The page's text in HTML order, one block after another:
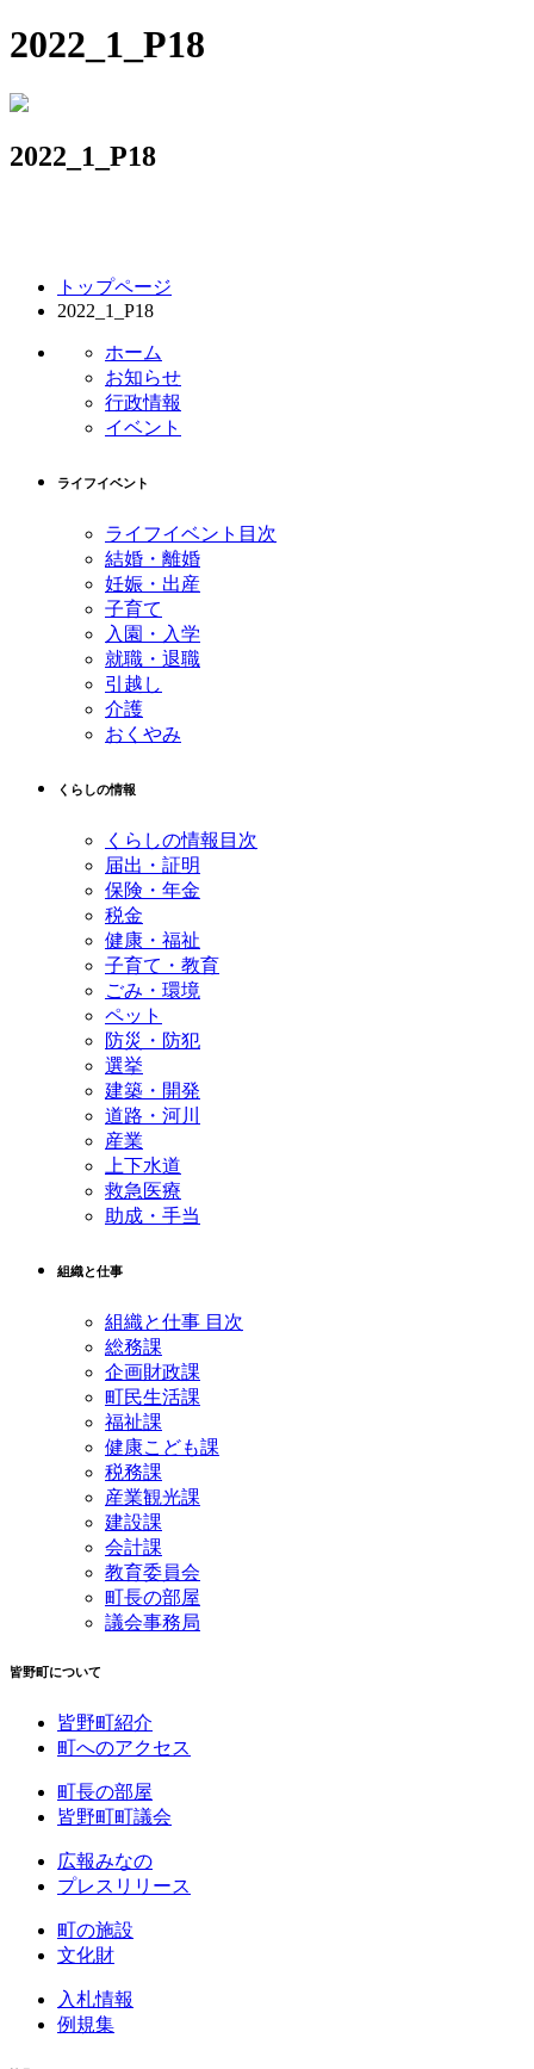
2022_1_P18
2022_1_P18
トップページ
2022_1_P18
ホーム
お知らせ
行政情報
イベント
ライフイベント
ライフイベント目次
結婚・離婚
妊娠・出産
子育て
入園・入学
就職・退職
引越し
介護
おくやみ
くらしの情報
くらしの情報目次
届出・証明
保険・年金
税金
健康・福祉
子育て・教育
ごみ・環境
ペット
防災・防犯
選挙
建築・開発
道路・河川
産業
上下水道
救急医療
助成・手当
組織と仕事
組織と仕事 目次
総務課
企画財政課
町民生活課
福祉課
健康こども課
税務課
産業観光課
建設課
会計課
教育委員会
町長の部屋
議会事務局
皆野町について
皆野町紹介
町へのアクセス
町長の部屋
皆野町町議会
広報みなの
プレスリリース
町の施設
文化財
入札情報
例規集